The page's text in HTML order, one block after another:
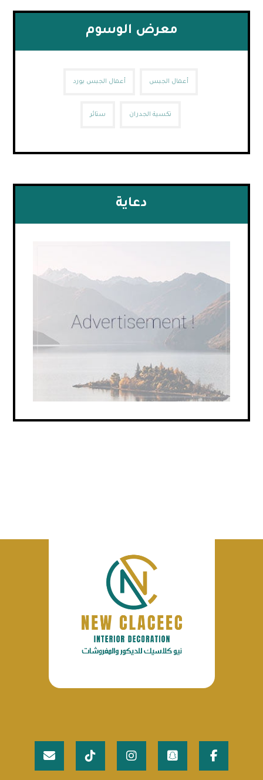
معرض الوسوم
أعمال الجبس أعمال الجبس بورد
تكسية الجدران ستائر
دعاية